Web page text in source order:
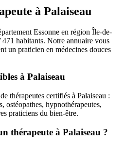
à Palaiseau
Essonne en région Île-de-
habitants. Notre annuaire vous
un praticien en médecines douces
à Palaiseau
thérapeutes certifiés à Palaiseau :
ostéopathes, hypnothérapeutes,
praticiens du bien-être.
thérapeute à Palaiseau ?